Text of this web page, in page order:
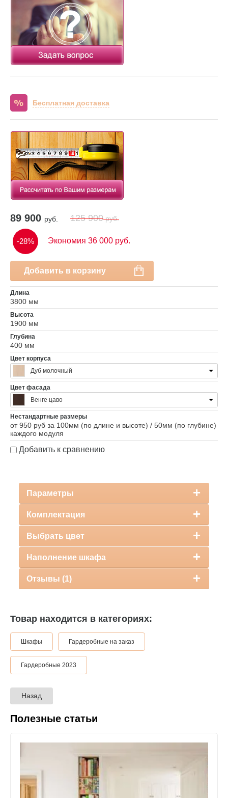
Бесплатная доставка
89 900 руб. 125 900руб.
-28% Экономия 36 000 руб.
Добавить в корзину
Длина
3800 мм
Высота
1900 мм
Глубина
400 мм
Цвет корпуса
Дуб молочный
Цвет фасада
Венге цаво
Нестандартные размеры
от 950 руб за 100мм (по длине и высоте) / 50мм (по глубине)
каждого модуля
Добавить к сравнению
Параметры
Комплектация
Выбрать цвет
Наполнение шкафа
Отзывы (1)
Товар находится в категориях:
Шкафы Гардеробные на заказ
Гардеробные 2023
Назад
Полезные статьи